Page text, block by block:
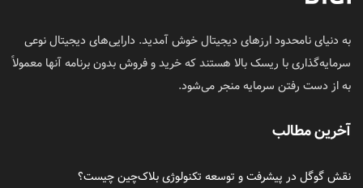
به دنیای نامحدود ارزهای دیجیتال خوش آمدید. دارایی‌های دیجیتال نوعی
سرمایه‌گذاری با ریسک بالا هستند که خرید و فروش بدون برنامه آنها معمولاً
به از دست رفتن سرمایه منجر می‌شود.
آخرین مطالب
نقش گوگل در پیشرفت و توسعه تکنولوژی بلاک‌چین چیست؟